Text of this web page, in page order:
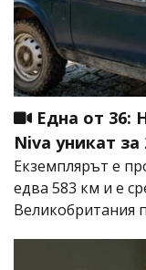
Една от 36:
Niva уникат
Екземплярът е
едва 583 км и е
Великобритания